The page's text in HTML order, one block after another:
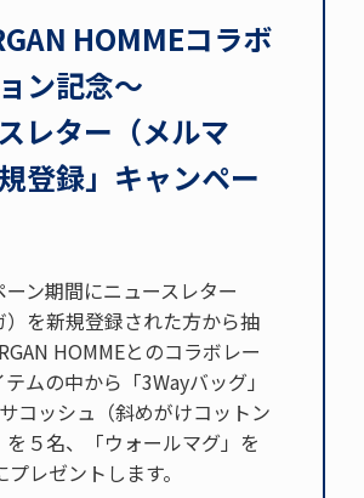
HOMMEコラボ
ン記念〜
レター（メルマ
登録」キャンペー
ン期間にニュースレター
）を新規登録された方から抽
HOMMEとのコラボレー
ムの中から「3Wayバッグ」
コッシュ（斜めがけコットン
を５名、「ウォールマグ」を
レゼントします。